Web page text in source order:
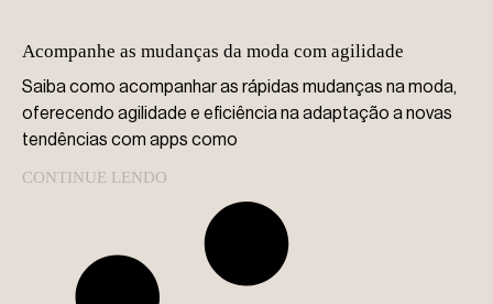
Acompanhe as mudanças da moda com agilidade
Saiba como acompanhar as rápidas mudanças na moda,
oferecendo agilidade e eficiência na adaptação a novas
tendências com apps como
CONTINUE LENDO